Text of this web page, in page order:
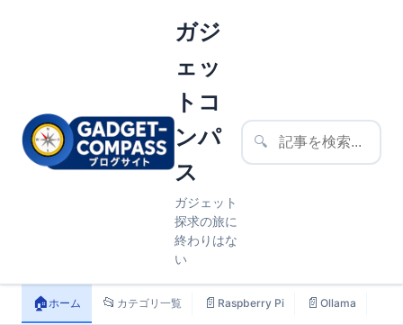
ガジ
ェッ
トコ
ンパ
ス
ガジェット
探求の旅に
終わりはな
い
🔍
🏠ホーム 📂 カテゴリ一覧 📄 Raspberry Pi 📄 Ollama